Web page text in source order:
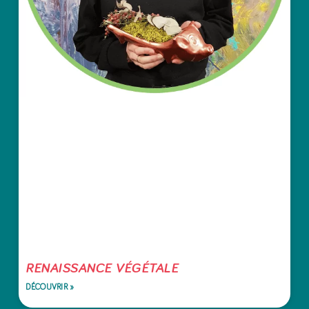
RENAISSANCE VÉGÉTALE
DÉCOUVRIR »